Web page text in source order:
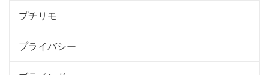
プチリモ
プライバシー